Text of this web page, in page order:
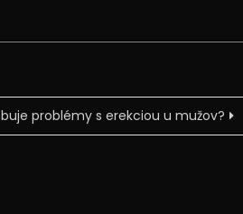
problémy s erekciou u mužov?